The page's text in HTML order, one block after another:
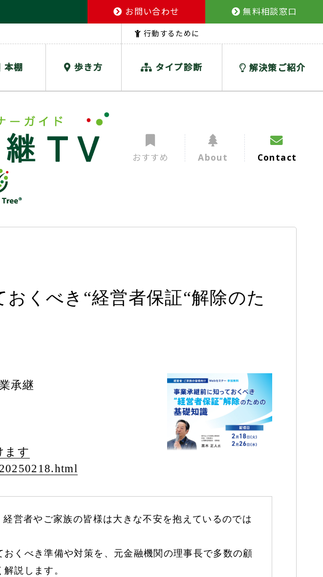
お問い合わせ 無料相談窓口
本棚 歩き方
行動するために
タイプ診断 解決策ご紹介
おすすめ About Contact
くべき“経営者保証“解除のた
承継
ます
20250218.html
営者やご家族の皆様は大きな不安を抱えているのでは
くべき準備や対策を、元金融機関の理事長で多数の顧
説します。